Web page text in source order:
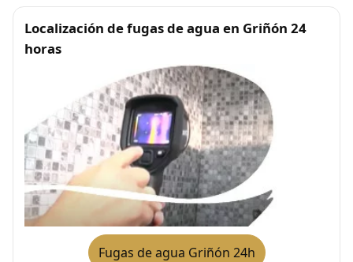
Localización de fugas de agua en Griñón 24
horas
Fugas de agua Griñón 24h